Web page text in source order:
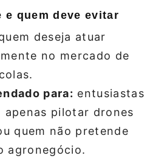
e quem deve evitar
deseja atuar
no mercado de
para: entusiastas
apenas pilotar drones
quem não pretende
agronegócio.